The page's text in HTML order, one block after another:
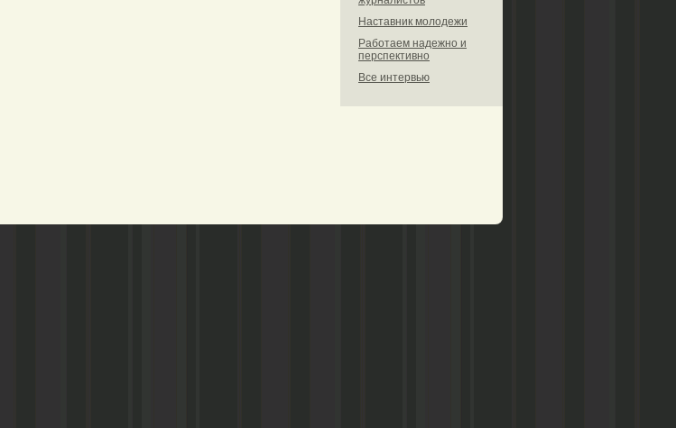
Наставник молодежи
Работаем надежно и
перспективно
Все интервью